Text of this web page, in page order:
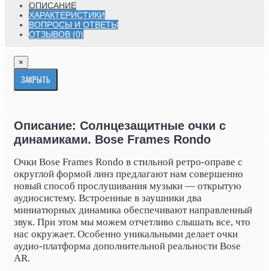
ОПИСАНИЕ
ХАРАКТЕРИСТИКИ
ВОПРОСЫ И ОТВЕТЫ
ОТЗЫВОВ (0)
×
ЗАКРЫТЬ
Описание: Солнцезащитные очки с
динамиками. Bose Frames Rondo
Очки Bose Frames Rondo в стильной ретро-оправе с
округлой формой линз предлагают нам совершенно
новый способ прослушивания музыки — открытую
аудиосистему. Встроенные в заушники два
миниатюрных динамика обеспечивают направленный
звук. При этом мы можем отчетливо слышать все, что
нас окружает. Особенно уникальными делает очки
аудио-платформа дополнительной реальности Bose
AR.